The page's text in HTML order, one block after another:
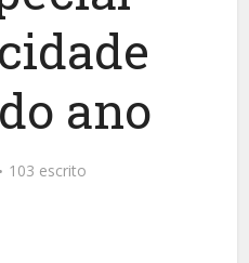
ano
103 escrito